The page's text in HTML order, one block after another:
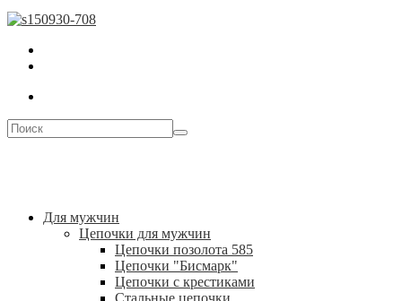
Для мужчин
Цепочки для мужчин
Цепочки позолота 585
Цепочки "Бисмарк"
Цепочки с крестиками
Стальные цепочки